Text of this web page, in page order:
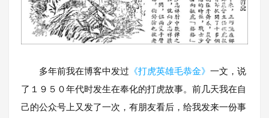
多年前我在博客中发过 《打虎英雄毛恭金》 一文，说
了１９５０年代时发生在奉化的打虎故事。前几天我在自
己的公众号上又发了一次，有朋友看后，给我发来一份事